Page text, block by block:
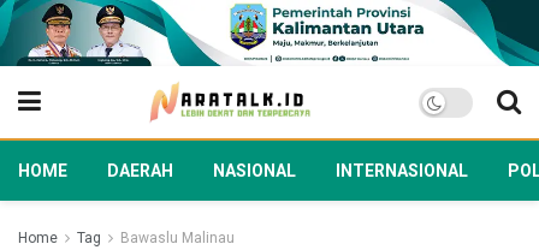
HOME DAERAH NASIONAL INTERNASIONAL
Home Tag Bawaslu Malinau